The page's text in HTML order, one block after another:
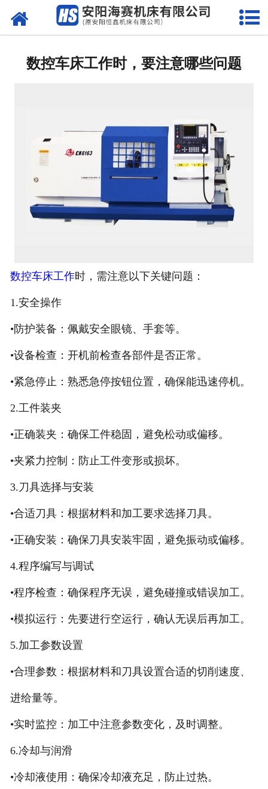
网站首页
技术服务
系统维护
资质荣誉
联系我们
数控车床工作时，要注意哪些问题
数控车床工作时，需注意以下关键问题：
1.安全操作
•防护装备：佩戴安全眼镜、手套等。
•设备检查：开机前检查各部件是否正常。
•紧急停止：熟悉急停按钮位置，确保能迅速停机。
2.工件装夹
•正确装夹：确保工件稳固，避免松动或偏移。
•夹紧力控制：防止工件变形或损坏。
3.刀具选择与安装
•合适刀具：根据材料和加工要求选择刀具。
•正确安装：确保刀具安装牢固，避免振动或偏移。
4.程序编写与调试
•程序检查：确保程序无误，避免碰撞或错误加工。
•模拟运行：先要进行空运行，确认无误后再加工。
5.加工参数设置
•合理参数：根据材料和刀具设置合适的切削速度、
进给量等。
•实时监控：加工中注意参数变化，及时调整。
6.冷却与润滑
•冷却液使用：确保冷却液充足，防止过热。